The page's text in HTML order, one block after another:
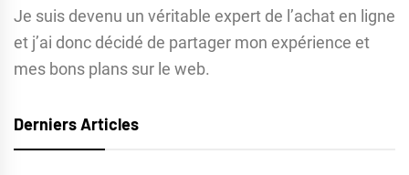
Je suis devenu un véritable expert de l’achat en ligne
et j’ai donc décidé de partager mon expérience et
mes bons plans sur le web.
Derniers Articles